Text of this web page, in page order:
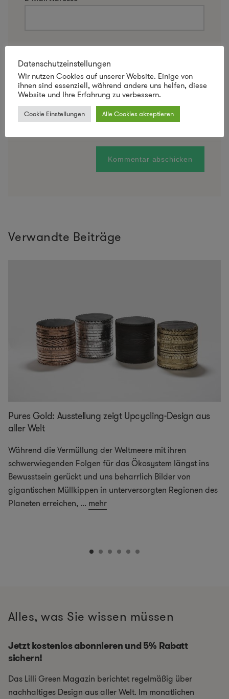
Website
Name, E-Mail-Adresse und Website in diesem
Browser für meinen nächsten Kommentar
Verwandte Beiträge
Pures Gold: Ausstellung zeigt Upcycling-Design aus
aller Welt
Während die Vermüllung der Weltmeere mit ihren
schwerwiegenden Folgen für das Ökosystem längst ins
Bewusstsein gerückt und uns beharrlich Bilder von
gigantischen Müllkippen in unterversorgten Regionen des
Planeten erreichen, ... mehr
Alles, was Sie wissen müssen
Jetzt kostenlos abonnieren und 5% Rabatt
sichern!
Das Lilli Green Magazin berichtet regelmäßig über
nachhaltiges Design aus aller Welt. Im monatlichen
Datenschutzeinstellungen
Wir nutzen Cookies auf unserer Website. Einige von
ihnen sind essenziell, während andere uns helfen, diese
Website und Ihre Erfahrung zu verbessern.
Cookie Einstellungen Alle Cookies akzeptieren